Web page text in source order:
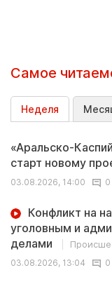
Самое
Неделя
«Аральско-
старт новому
03.08.2026, 14:00
0
Конфликт на
уголовным и
делами
03.08.2026, 13:04
0